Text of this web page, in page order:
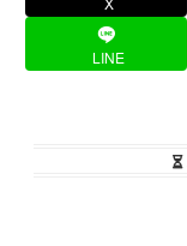
LINE